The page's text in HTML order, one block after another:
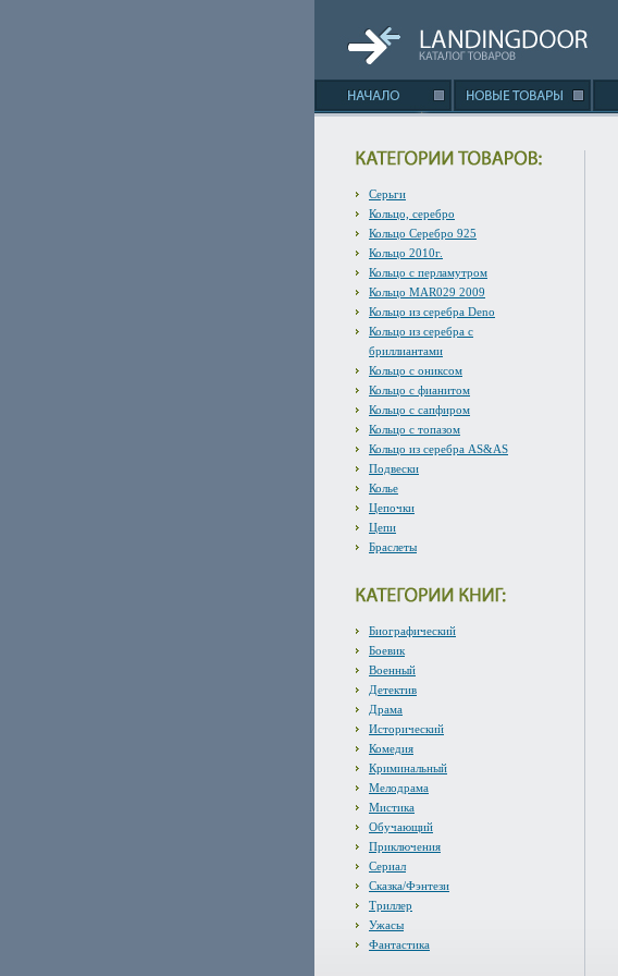
Серьги
Кольцо, серебро
Кольцо Серебро 925
Кольцо 2010г.
Кольцо с перламутром
Кольцо MAR029 2009
Кольцо из серебра Deno
Кольцо из серебра с
бриллиантами
Кольцо с ониксом
Кольцо с фианитом
Кольцо с сапфиром
Кольцо с топазом
Кольцо из серебра AS&AS
Подвески
Колье
Цепочки
Цепи
Браслеты
Биографический
Боевик
Военный
Детектив
Драма
Исторический
Комедия
Криминальный
Мелодрама
Мистика
Обучающий
Приключения
Сериал
Сказка/Фэнтези
Триллер
Ужасы
Фантастика